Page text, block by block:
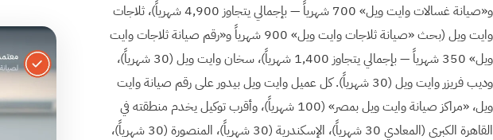
و«صيانة غسالات وايت ويل» 700 شهرياً — بإجمالي يتجاوز 4,900 شهرياً)، ثلاجات
وايت ويل (بحث «صيانة ثلاجات وايت ويل» 900 شهرياً و«رقم صيانة ثلاجات وايت
ويل» 350 شهرياً — بإجمالي يتجاوز 1,400 شهرياً)، سخان وايت ويل (30 شهرياً)،
وديب فريزر وايت ويل (30 شهرياً). كل عميل وايت ويل بيدور على رقم صيانة وايت
ويل، «مراكز صيانة وايت ويل بمصر» (100 شهرياً)، وأقرب توكيل يخدم منطقته في
القاهرة الكبرى (المعادي 30 شهرياً)، الإسكندرية (30 شهرياً)، المنصورة (30 شهرياً)،